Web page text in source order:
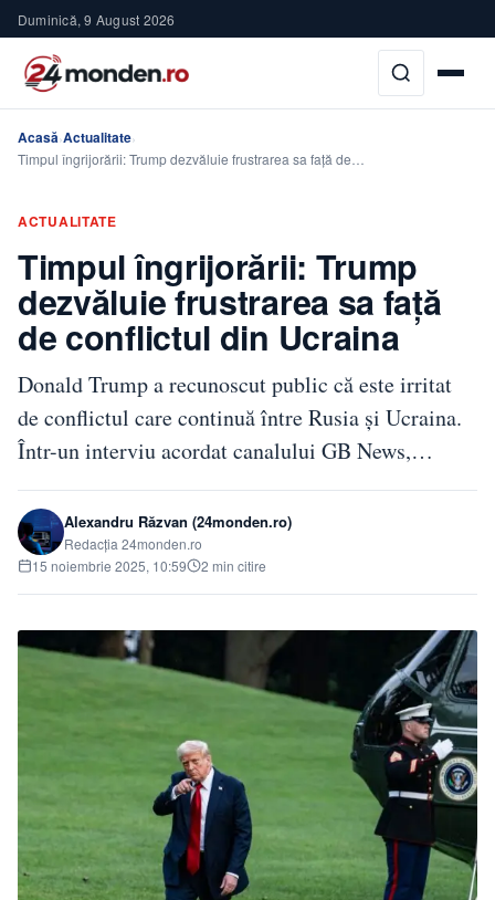
Duminică, 9 August 2026
Acasă›Actualitate›
Timpul îngrijorării: Trump dezvăluie frustrarea sa față de…
ACTUALITATE
Timpul îngrijorării: Trump
dezvăluie frustrarea sa față
de conflictul din Ucraina
Donald Trump a recunoscut public că este irritat
de conflictul care continuă între Rusia și Ucraina.
Într-un interviu acordat canalului GB News,…
Alexandru Răzvan (24monden.ro)
Redacția 24monden.ro
15 noiembrie 2025, 10:59
2 min citire